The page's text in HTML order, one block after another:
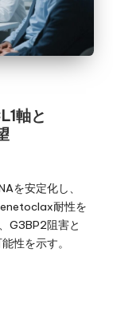
軸と
を安定化し、
耐性を
G3BP2阻害と
性を示す。